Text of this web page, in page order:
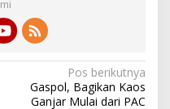
Pos berikutnya
Gaspol, Bagikan Kaos
Ganjar Mulai dari PAC